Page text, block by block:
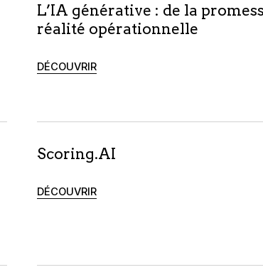
L’IA générative : de la
réalité opérationnelle
DÉCOUVRIR
Scoring.AI
DÉCOUVRIR